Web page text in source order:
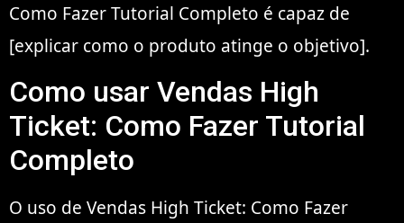
Como Fazer Tutorial Completo é capaz de
[explicar como o produto atinge o objetivo].
Como usar Vendas High
Ticket: Como Fazer Tutorial
Completo
O uso de Vendas High Ticket: Como Fazer